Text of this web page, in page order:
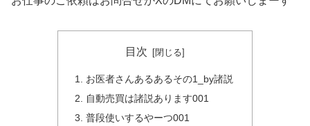
目次
お医者さんあるあるその1_by諸説
自動売買は諸説あります001
普段使いするやーつ001